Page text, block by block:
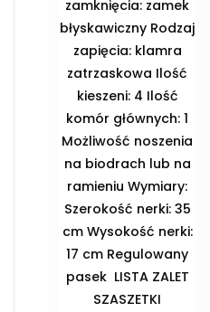
zamknięcia: zamek
błyskawiczny Rodzaj
zapięcia: klamra
zatrzaskowa Ilość
kieszeni: 4 Ilość
komór głównych: 1
Możliwość noszenia
na biodrach lub na
ramieniu Wymiary:
Szerokość nerki: 35
cm Wysokość nerki:
17 cm Regulowany
pasek ️ LISTA ZALET
SZASZETKI